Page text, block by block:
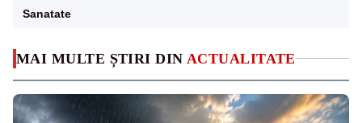
MAI MULTE ȘTIRI DIN ACTUALITATE
Sanatate